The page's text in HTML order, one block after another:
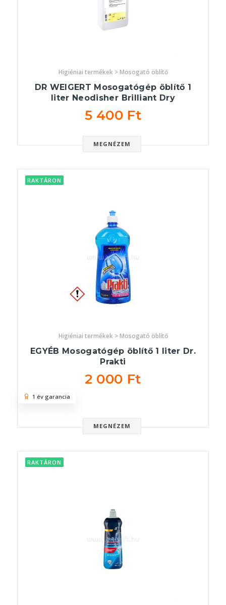
Higiéniai termékek > Mosogató öblítő
DR WEIGERT Mosogatógép öblítő 1
liter Neodisher Brilliant Dry
5 400 Ft
MEGNÉZEM
RAKTÁRON
Higiéniai termékek > Mosogató öblítő
EGYÉB Mosogatógép öblítő 1 liter Dr.
Prakti
2 000 Ft
MEGNÉZEM
1 év garancia
RAKTÁRON